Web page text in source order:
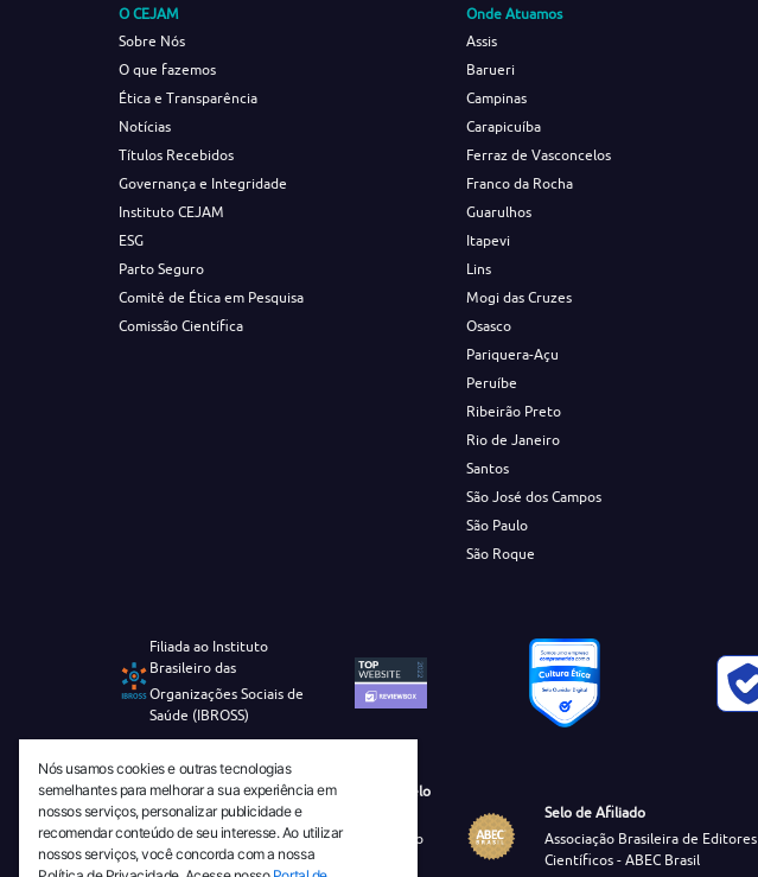
O CEJAM
Sobre Nós
O que fazemos
Ética e Transparência
Notícias
Títulos Recebidos
Governança e Integridade
Instituto CEJAM
ESG
Parto Seguro
Comitê de Ética em Pesquisa
Comissão Científica
Onde Atuamos
Assis
Barueri
Campinas
Carapicuíba
Ferraz de Vasconcelos
Franco da Rocha
Guarulhos
Itapevi
Lins
Mogi das Cruzes
Osasco
Pariquera-Açu
Peruíbe
Ribeirão Preto
Rio de Janeiro
Santos
São José dos Campos
São Paulo
São Roque
Filiada ao Instituto
Brasileiro das
Organizações Sociais de
Saúde (IBROSS)
Revista Tecnico-Cientifica CEJAM Selo
Diamante de Ciência Aberta
Diretório Migulim Instituto Brasileiro
de Informação em Ciência e
Selo de Afiliado
Associação Brasileira de Editores
Científicos - ABEC Brasil
Nós usamos cookies e outras tecnologias
semelhantes para melhorar a sua experiência em
nossos serviços, personalizar publicidade e
recomendar conteúdo de seu interesse. Ao utilizar
nossos serviços, você concorda com a nossa